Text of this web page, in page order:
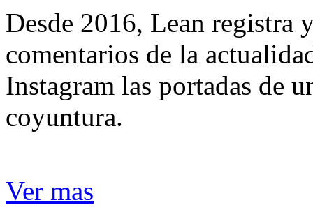
Desde 2016, Lean registra
comentarios de la
Instagram las portadas de
coyuntura.
Ver mas